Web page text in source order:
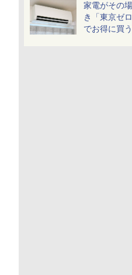
家電がその
き「東京ゼ
でお得に買